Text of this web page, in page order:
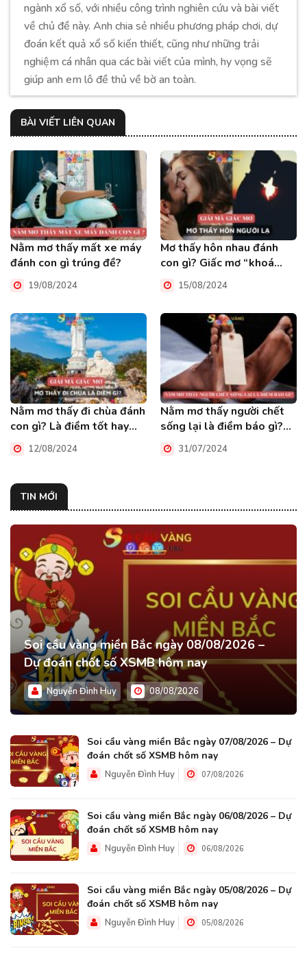
ngành xổ số, với nhiều công trình nghiên cứu và bài viết
về chủ đề này. Anh chia sẻ nhiều phương pháp chơi, dự
đoán kết quả xổ số kiến thiết, cũng như những trải
nghiệm cá nhân qua các bài viết của mình, hy vọng sẽ
giúp anh em lô đề thủ về bờ an toàn.
BÀI VIẾT LIÊN QUAN
Nằm mơ thấy mất xe máy
đánh con gì trúng đề?
19/08/2024
Mơ thấy hôn nhau đánh
con gì? Giấc mơ “khoá
môi” có tốt không?
15/08/2024
Nằm mơ thấy đi chùa đánh
con gì? Là điềm tốt hay
xấu?12/08/2024
Nằm mơ thấy người chết
sống lại là điềm báo gì?
Đánh số mấy?
31/07/2024
TIN MỚI
Soi cầu vàng miền Bắc ngày 08/08/2026 –
Dự đoán chốt số XSMB hôm nay
Nguyễn Đình Huy 08/08/2026
Soi cầu vàng miền Bắc ngày 07/08/2026 – Dự
đoán chốt số XSMB hôm nay
Nguyễn Đình Huy 07/08/2026
Soi cầu vàng miền Bắc ngày 06/08/2026 – Dự
đoán chốt số XSMB hôm nay
Nguyễn Đình Huy 06/08/2026
Soi cầu vàng miền Bắc ngày 05/08/2026 – Dự
đoán chốt số XSMB hôm nay
Nguyễn Đình Huy 05/08/2026